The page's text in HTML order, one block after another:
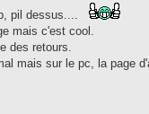
pil dessus....
mais c'est cool.
des retours.
mais sur le pc, la page